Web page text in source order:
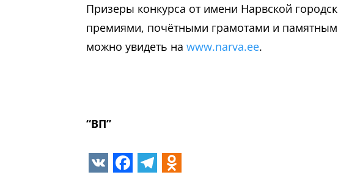
Призеры конкурса от имени Нарвской
премиями, почётными грамотами и
можно увидеть на www.narva.ee.
“ВП”
VK Facebook
Telegram